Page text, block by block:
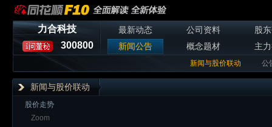
力合科技
300800
最新动态 公司资料
股
新闻公告
概念题材 主
新闻与股价联动 公
新闻与股价联动
股价走势
Zoom